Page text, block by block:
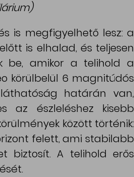
is megfigyelhető lesz: a
is elhalad, és teljesen
be, amikor a telihold a
körülbelül 6 magnitúdós
határán van,
az észleléshez kisebb
között történik:
felett, ami stabilabb
biztosít. A telihold erős